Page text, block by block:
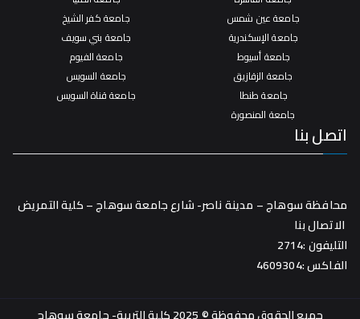
جامعة عين شمس
جامعة الإسكندرية
جامعة أسيوط
جامعة الزقازيق
جامعة طنطا
جامعة المنصورة
جامعة كفر الشيخ
جامعة بني سويف
جامعة الفيوم
جامعة السويس
جامعة قناة السويس
اتصل بنا
محافظة سوهاج – مدينة ناصر- شارع جامعة سوهاج – كلية التمريض
الاتصال بنا
التليفون :2714
الفاكس :4609304